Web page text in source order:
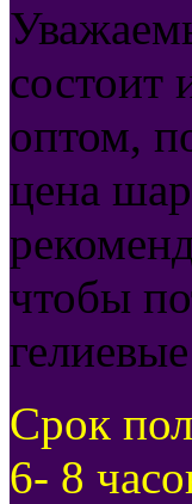
состоит
оптом,
цена
чтобы
Срок
6- 8